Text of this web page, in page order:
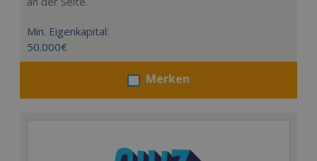
Min. Eigenkapital:
50.000€
Merken